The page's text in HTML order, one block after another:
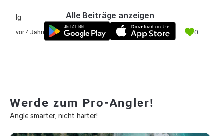
lg
vor 4 Jahre 0
Alle Beiträge anzeigen
Werde zum Pro-Angler!
Angle smarter, nicht härter!